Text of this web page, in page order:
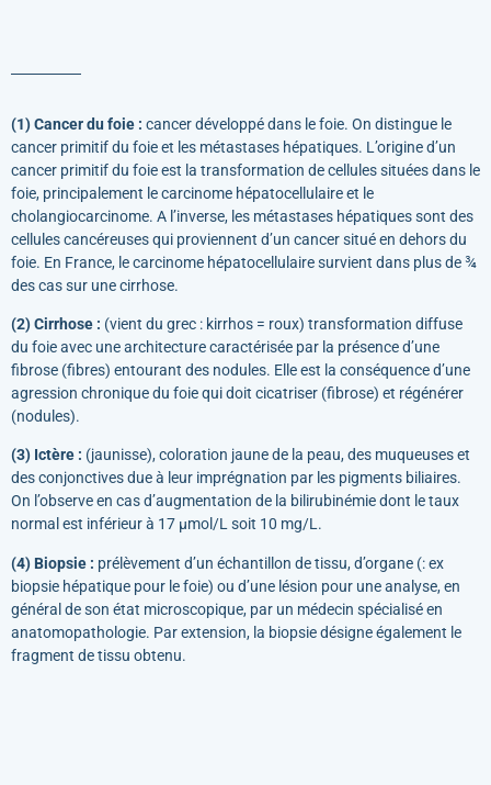
(1) Cancer du foie : cancer développé dans le foie. On distingue le
cancer primitif du foie et les métastases hépatiques. L’origine d’un
cancer primitif du foie est la transformation de cellules situées dans le
foie, principalement le carcinome hépatocellulaire et le
cholangiocarcinome. A l’inverse, les métastases hépatiques sont des
cellules cancéreuses qui proviennent d’un cancer situé en dehors du
foie. En France, le carcinome hépatocellulaire survient dans plus de ¾
des cas sur une cirrhose.
(2) Cirrhose : (vient du grec : kirrhos = roux) transformation diffuse
du foie avec une architecture caractérisée par la présence d’une
fibrose (fibres) entourant des nodules. Elle est la conséquence d’une
agression chronique du foie qui doit cicatriser (fibrose) et régénérer
(nodules).
(3) Ictère : (jaunisse), coloration jaune de la peau, des muqueuses et
des conjonctives due à leur imprégnation par les pigments biliaires.
On l’observe en cas d’augmentation de la bilirubinémie dont le taux
normal est inférieur à 17 µmol/L soit 10 mg/L.
(4) Biopsie : prélèvement d’un échantillon de tissu, d’organe (: ex
biopsie hépatique pour le foie) ou d’une lésion pour une analyse, en
général de son état microscopique, par un médecin spécialisé en
anatomopathologie. Par extension, la biopsie désigne également le
fragment de tissu obtenu.